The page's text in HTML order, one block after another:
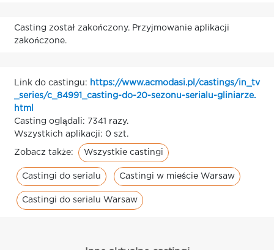
Casting został zakończony. Przyjmowanie aplikacji
zakończone.
Link do castingu: https://www.acmodasi.pl/castings/in_tv
_series/c_84991_casting-do-20-sezonu-serialu-gliniarze.
html
Casting oglądali: 7341 razy.
Wszystkich aplikacji: 0 szt.
Zobacz także: Wszystkie castingi
Castingi do serialu Castingi w mieście Warsaw
Castingi do serialu Warsaw